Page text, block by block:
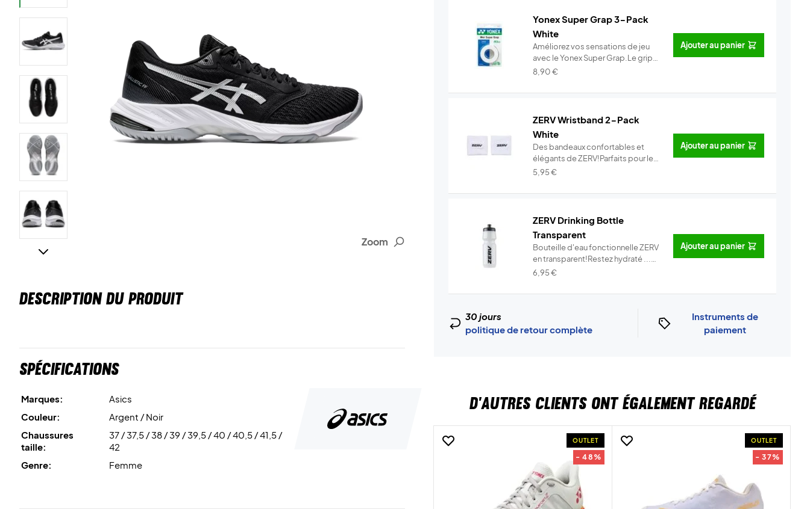
Zoom
DESCRIPTION DU PRODUIT
Spécifications
Marques:
Asics
Couleur:
Argent / Noir
Chaussures
taille:
37 / 37,5 / 38 / 39 / 39,5 / 40 / 40,5 / 41,5 /
42
Genre:
Femme
Yonex Super Grap 3-Pack
White
Améliorez vos sensations de jeu
avec le Yonex Super Grap.Le grip
... Info
8,90€
Ajouter au panier
ZERV Wristband 2-Pack
White
Des bandeaux confortables et
élégants de ZERV!Parfaits pour le
t...
Info
5,95€
Ajouter au panier
ZERV Drinking Bottle
Transparent
Bouteille d'eau fonctionnelle ZERV
en transparent!Restez hydraté ...
Info
6,95€
Ajouter au panier
30 jours
politique de retour complète
Instruments de
paiement
D'AUTRES CLIENTS ONT ÉGALEMENT REGARDÉ
OUTLET
- 48%
OUTLET
- 37%